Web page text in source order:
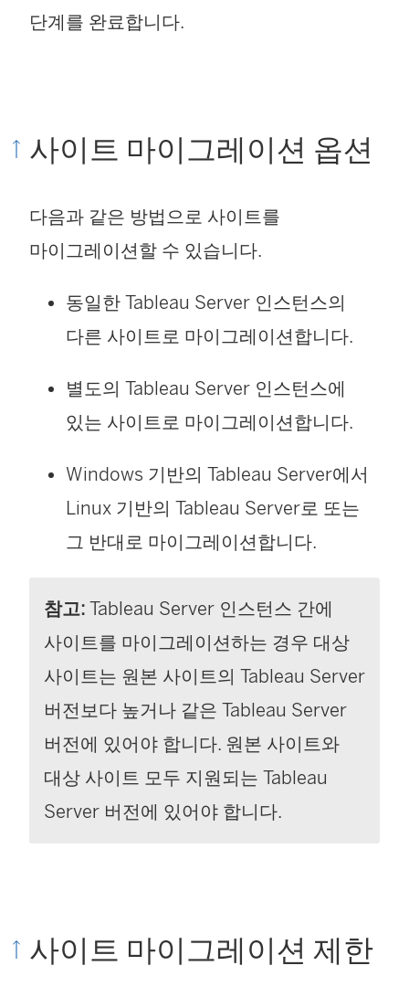
단계를 완료합니다.
사이트 마이그레이션 옵션
다음과 같은 방법으로 사이트를
마이그레이션할 수 있습니다.
동일한 Tableau Server 인스턴스의
다른 사이트로 마이그레이션합니다.
별도의 Tableau Server 인스턴스에
있는 사이트로 마이그레이션합니다.
Windows 기반의 Tableau Server에서
Linux 기반의 Tableau Server로 또는
그 반대로 마이그레이션합니다.
참고: Tableau Server 인스턴스 간에
사이트를 마이그레이션하는 경우 대상
사이트는 원본 사이트의 Tableau Server
버전보다 높거나 같은 Tableau Server
버전에 있어야 합니다. 원본 사이트와
대상 사이트 모두 지원되는 Tableau
Server 버전에 있어야 합니다.
사이트 마이그레이션 제한